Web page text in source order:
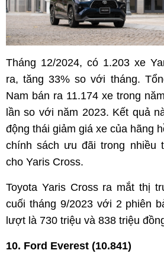
Tháng 12/2024, có 1.203 xe
ra, tăng 33% so với tháng.
Nam bán ra 11.174 xe trong
lần so với năm 2023. Kết quả
động thái giảm giá xe của hãng
chính sách ưu đãi trong nhiều
cho Yaris Cross.
Toyota Yaris Cross ra mắt thị
cuối tháng 9/2023 với 2 phiên
lượt là 730 triệu và 838 triệu
10. Ford Everest (10.841)